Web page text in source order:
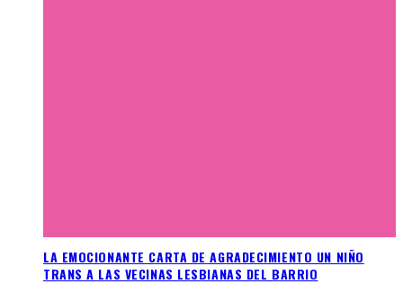
LA EMOCIONANTE CARTA DE AGRADECIMIENTO UN NIÑO
TRANS A LAS VECINAS LESBIANAS DEL BARRIO